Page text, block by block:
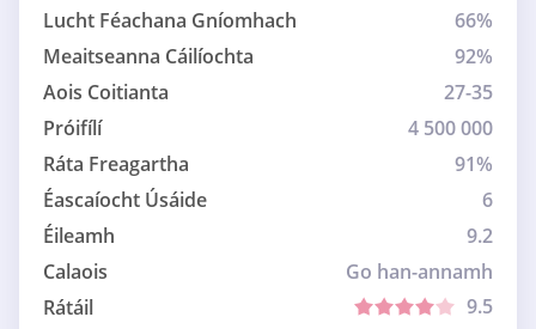
Lucht Féachana Gníomhach
66%
Meaitseanna Cáilíochta
92%
Aois Coitianta
27-35
Próifílí
4 500 000
Ráta Freagartha
91%
Éascaíocht Úsáide
6
Éileamh
9.2
Calaois
Go han-annamh
Rátáil
9.5